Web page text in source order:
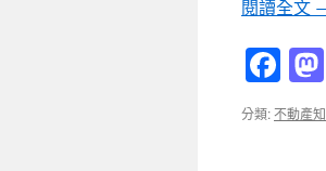
閱讀全文
分類:不動產